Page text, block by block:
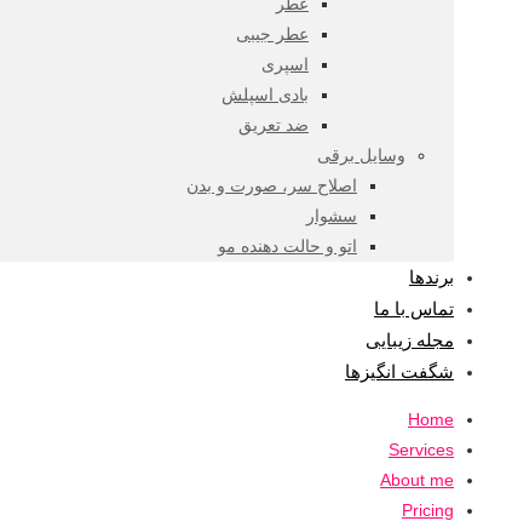
عطر جیبی
اسپری
بادی اسپلش
ضد تعریق
وسایل برقی
اصلاح سر، صورت و بدن
سشوار
اتو و حالت دهنده مو
برندها
تماس با ما
مجله زیبایی
شگفت انگیزها
Home
Services
About me
Pricing